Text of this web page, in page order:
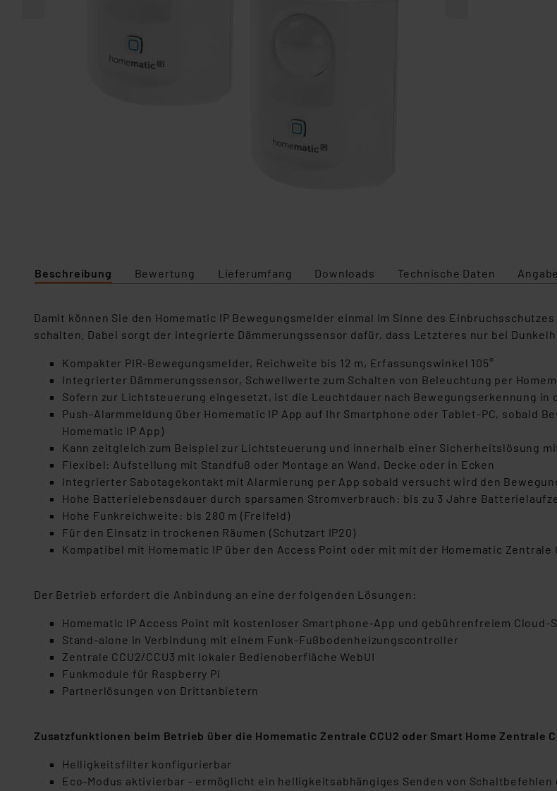
Beschreibung Bewertung Lieferumfang Downloads Technische Daten
Damit können Sie den Homematic IP Bewegungsmelder einmal im Sinne des
schalten. Dabei sorgt der integrierte Dämmerungssensor dafür, dass Letzteres nur bei
Kompakter PIR-Bewegungsmelder, Reichweite bis 12 m, Erfassungswinkel 105°
Integrierter Dämmerungssensor, Schwellwerte zum Schalten von Beleuchtung per
Sofern zur Lichtsteuerung eingesetzt, ist die Leuchtdauer nach Bewegungserkennung in
Push-Alarmmeldung über Homematic IP App auf Ihr Smartphone oder Tablet-PC, sobald
Homematic IP App)
Kann zeitgleich zum Beispiel zur Lichtsteuerung und innerhalb einer Sicherheitslösung
Flexibel: Aufstellung mit Standfuß oder Montage an Wand, Decke oder in Ecken
Integrierter Sabotagekontakt mit Alarmierung per App sobald versucht wird den
Hohe Batterielebensdauer durch sparsamen Stromverbrauch: bis zu 3 Jahre
Hohe Funkreichweite: bis 280 m (Freifeld)
Für den Einsatz in trockenen Räumen (Schutzart IP20)
Kompatibel mit Homematic IP über den Access Point oder mit mit der Homematic Zentrale
Der Betrieb erfordert die Anbindung an eine der folgenden Lösungen:
Homematic IP Access Point mit kostenloser Smartphone-App und gebührenfreiem Cloud-
Stand-alone in Verbindung mit einem Funk-Fußbodenheizungscontroller
Zentrale CCU2/CCU3 mit lokaler Bedienoberfläche WebUI
Funkmodule für Raspberry Pi
Partnerlösungen von Drittanbietern
Zusatzfunktionen beim Betrieb über die Homematic Zentrale CCU2 oder Smart Home Zentrale
Helligkeitsfilter konfigurierbar
Eco-Modus aktivierbar - ermöglicht ein helligkeitsabhängiges Senden von